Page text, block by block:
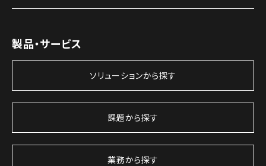
製品・サービス
ソリューションから探す
課題から探す
業務から探す